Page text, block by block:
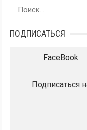
Найти:
ПОДПИСАТЬСЯ
FaceBook
Подписаться